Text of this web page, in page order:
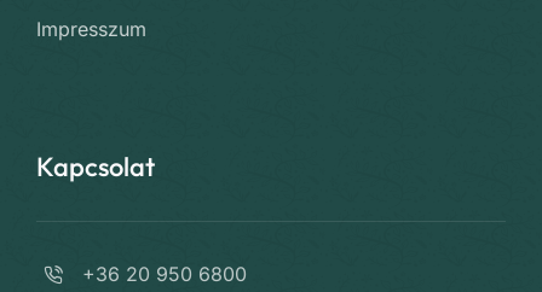
Impresszum
Kapcsolat
+36 20 950 6800